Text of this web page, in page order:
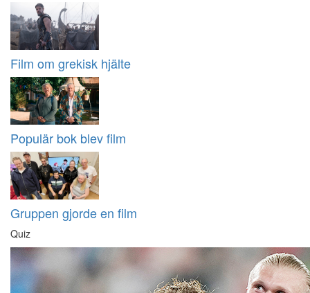
Film om grekisk hjälte
Populär bok blev film
Gruppen gjorde en film
Quiz